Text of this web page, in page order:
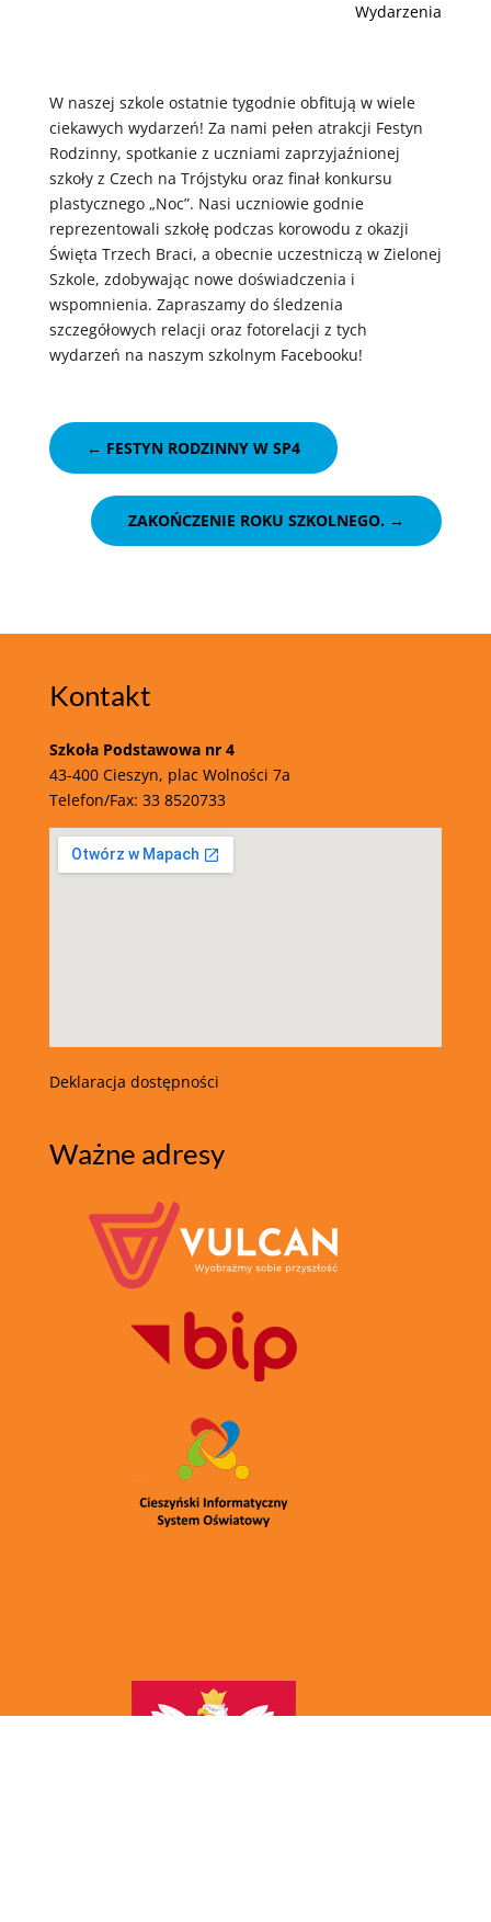
Wydarzenia
W naszej szkole ostatnie tygodnie obfitują w wiele
ciekawych wydarzeń! Za nami pełen atrakcji Festyn
Rodzinny, spotkanie z uczniami zaprzyjaźnionej
szkoły z Czech na Trójstyku oraz finał konkursu
plastycznego „Noc”. Nasi uczniowie godnie
reprezentowali szkołę podczas korowodu z okazji
Święta Trzech Braci, a obecnie uczestniczą w Zielonej
Szkole, zdobywając nowe doświadczenia i
wspomnienia. Zapraszamy do śledzenia
szczegółowych relacji oraz fotorelacji z tych
wydarzeń na naszym szkolnym Facebooku!
← FESTYN RODZINNY W SP4
ZAKOŃCZENIE ROKU SZKOLNEGO. →
Kontakt
Szkoła Podstawowa nr 4
43-400 Cieszyn, plac Wolności 7a
Telefon/Fax: 33 8520733
Deklaracja dostępności
Ważne adresy